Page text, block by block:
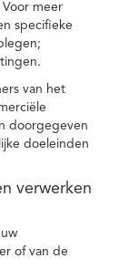
meer
specifieke
van het
doorgegeven
doeleinden
verwerken
of van de